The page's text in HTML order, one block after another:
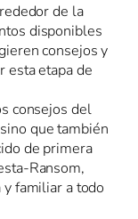
de la
disponibles
consejos y
esta etapa de
consejos del
que también
de primera
Ransom,
familiar a todo